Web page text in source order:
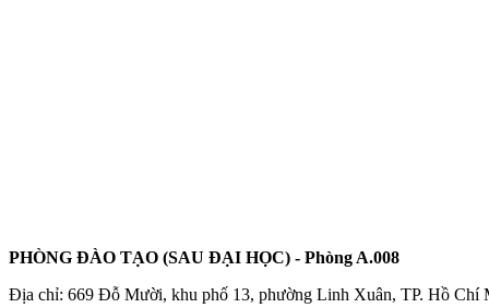
PHÒNG ĐÀO TẠO (SAU ĐẠI HỌC) - Phòng A.008
Địa chỉ: 669 Đỗ Mười, khu phố 13, phường Linh Xuân, TP. Hồ Chí